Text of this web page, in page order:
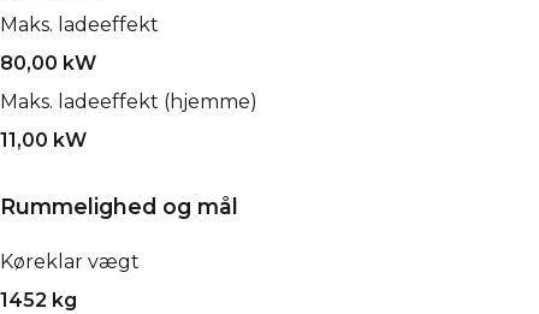
Maks. ladeeffekt
80,00 kW
Maks. ladeeffekt (hjemme)
11,00 kW
Rummelighed og mål
Køreklar vægt
1452 kg